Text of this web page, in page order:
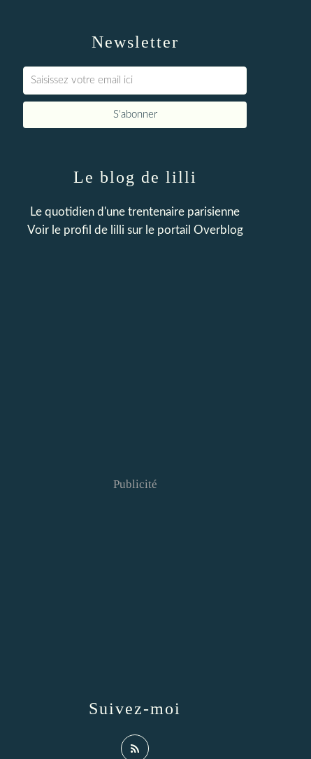
Newsletter
Le blog de lilli
Le quotidien d'une trentenaire parisienne
Voir le profil de lilli sur le portail Overblog
Suivez-moi
Publicité